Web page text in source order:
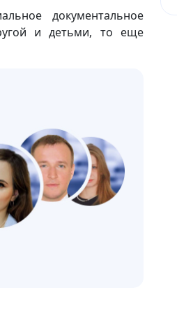
документальное
и детьми, то еще